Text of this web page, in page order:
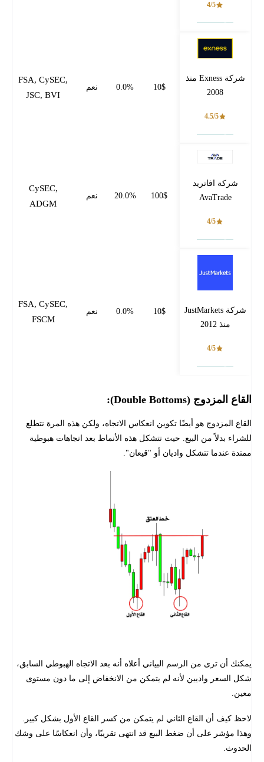
4/5
شركة Exness منذ
2008
4.5/5
10$
0.0% نعم
FSA, CySEC,
JSC, BVI
شركة افاتريد
AvaTrade
4/5
100$
20.0% نعم
CySEC,
ADGM
شركة JustMarkets
منذ 2012
4/5
10$
0.0% نعم
FSA, CySEC,
FSCM
القاع المزدوج (Double Bottoms):
القاع المزدوج هو أيضًا تكوين انعكاس الاتجاه، ولكن هذه المرة نتطلع
للشراء بدلاً من البيع. حيث تتشكل هذه الأنماط بعد اتجاهات هبوطية
ممتدة عندما تتشكل واديان أو "قيعان".
يمكنك أن ترى من الرسم البياني أعلاه أنه بعد الاتجاه الهبوطي السابق،
شكل السعر واديين لأنه لم يتمكن من الانخفاض إلى ما دون مستوى
معين.
لاحظ كيف أن القاع الثاني لم يتمكن من كسر القاع الأول بشكل كبير.
وهذا مؤشر على أن ضغط البيع قد انتهى تقريبًا، وأن انعكاسًا على وشك
الحدوث.